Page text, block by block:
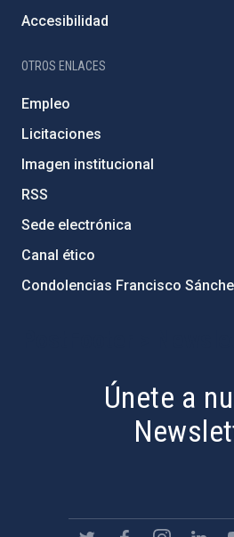
Accesibilidad
OTROS ENLACES
Empleo
Licitaciones
Imagen institucional
RSS
Sede electrónica
Canal ético
Condolencias Francisco
Únete a